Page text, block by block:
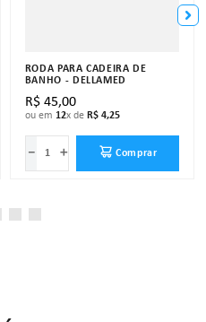
RODA PARA CADEIRA DE
BANHO - DELLAMED
R$ 45,00
ou em 12x de R$ 4,25
＋
－ Comprar